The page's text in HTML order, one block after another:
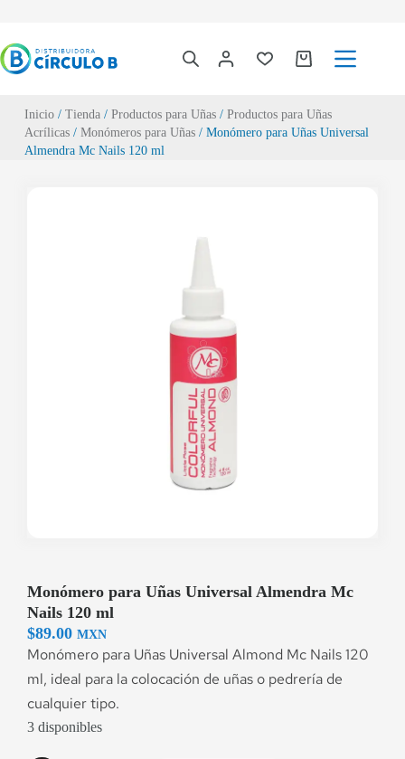
Inicio/ Tienda/ Productos para Uñas/ Productos para Uñas
Acrílicas/ Monómeros para Uñas/ Monómero para Uñas Universal
Almendra Mc Nails 120 ml
Monómero para Uñas Universal Almendra Mc
Nails 120 ml
$89.00 MXN
Monómero para Uñas Universal Almond Mc Nails 120
ml, ideal para la colocación de uñas o pedrería de
cualquier tipo.
3 disponibles